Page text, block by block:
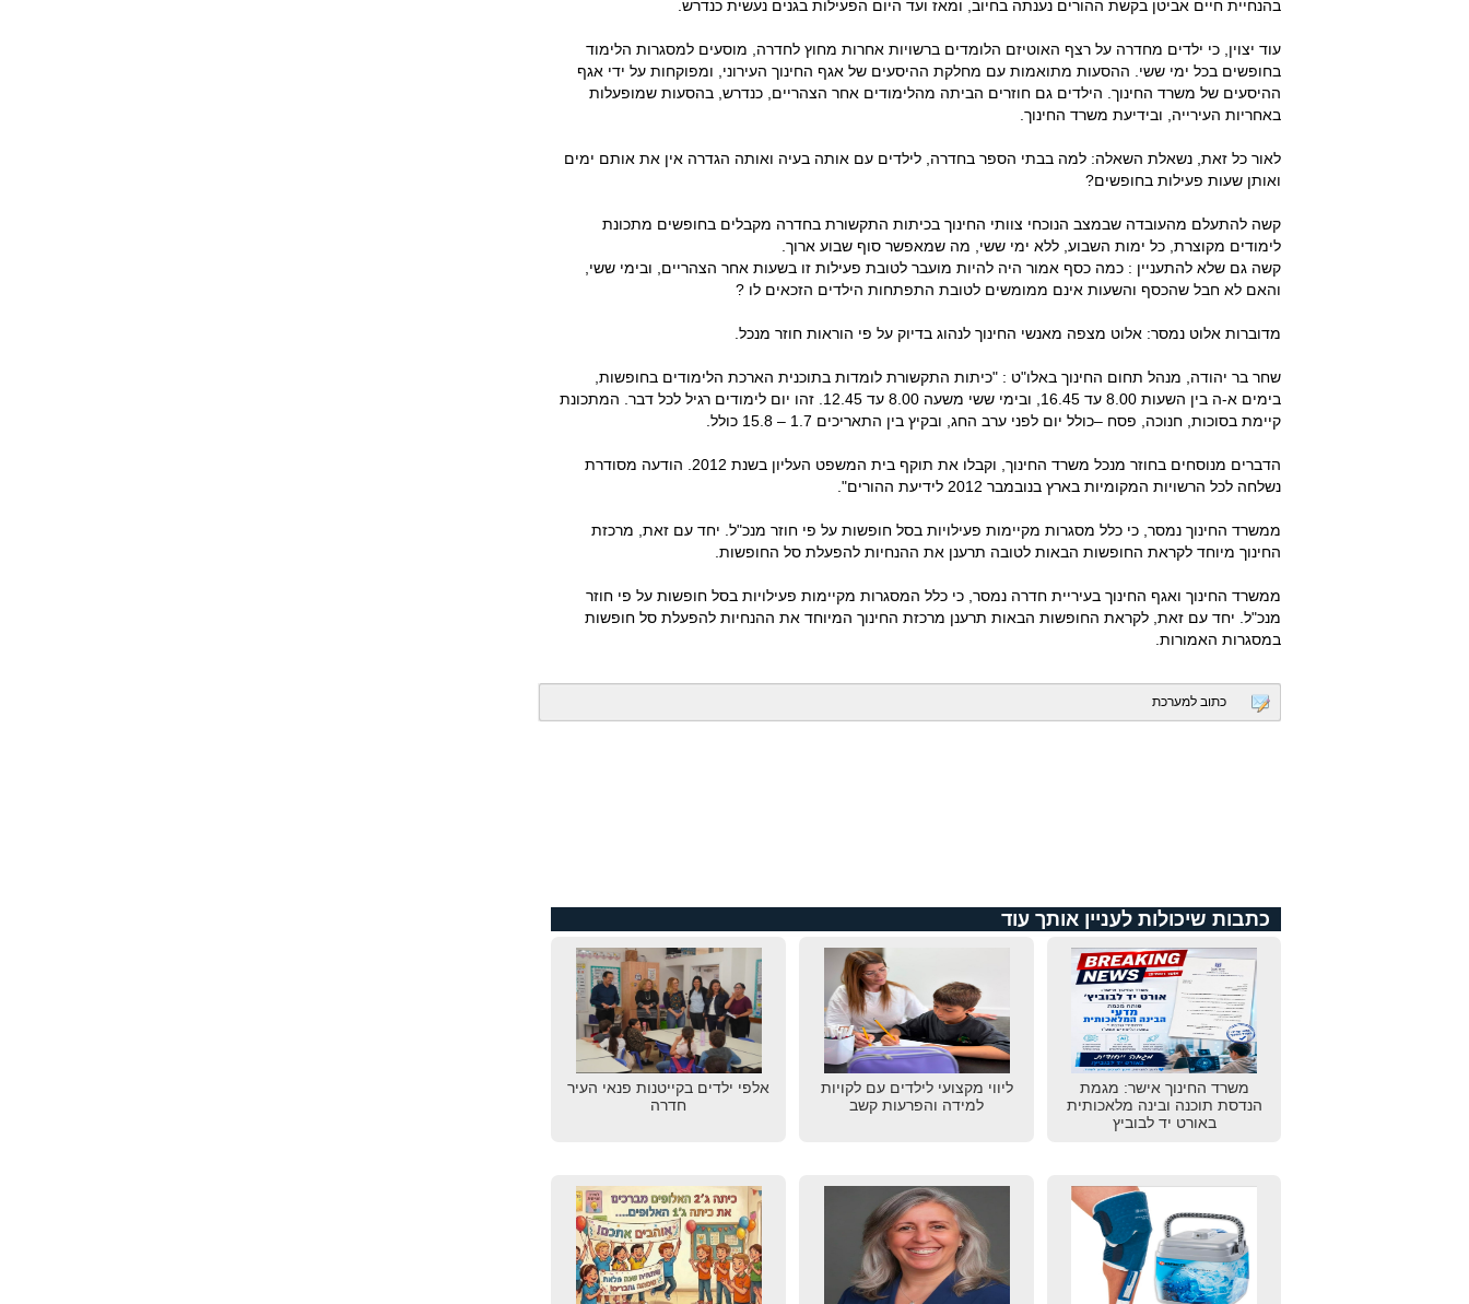
בהנחיית חיים אביטן בקשת ההורים נענתה בחיוב, ומאז ועד היום הפעילות בגנים נעשית כנדרש.
עוד יצוין, כי ילדים מחדרה על רצף האוטיזם הלומדים ברשויות אחרות מחוץ לחדרה, מוסעים למסגרות הלימוד
בחופשים בכל ימי ששי. ההסעות מתואמות עם מחלקת ההיסעים של אגף החינוך העירוני, ומפוקחות על ידי אגף
ההיסעים של משרד החינוך. הילדים גם חוזרים הביתה מהלימודים אחר הצהריים, כנדרש, בהסעות שמופעלות
באחריות העירייה, ובידיעת משרד החינוך.
לאור כל זאת, נשאלת השאלה: למה בבתי הספר בחדרה, לילדים עם אותה בעיה ואותה הגדרה אין את אותם ימים
ואותן שעות פעילות בחופשים?
קשה להתעלם מהעובדה שבמצב הנוכחי צוותי החינוך בכיתות התקשורת בחדרה מקבלים בחופשים מתכונת
לימודים מקוצרת, כל ימות השבוע, ללא ימי ששי, מה שמאפשר סוף שבוע ארוך.
קשה גם שלא להתעניין : כמה כסף אמור היה להיות מועבר לטובת פעילות זו בשעות אחר הצהריים, ובימי ששי,
והאם לא חבל שהכסף והשעות אינם ממומשים לטובת התפתחות הילדים הזכאים לו ?
מדוברות אלוט נמסר: אלוט מצפה מאנשי החינוך לנהוג בדיוק על פי הוראות חוזר מנכל.
שחר בר יהודה, מנהל תחום החינוך באלו"ט : "כיתות התקשורת לומדות בתוכנית הארכת הלימודים בחופשות,
בימים א-ה בין השעות 8.00 עד 16.45, ובימי ששי משעה 8.00 עד 12.45. זהו יום לימודים רגיל לכל דבר. המתכונת
קיימת בסוכות, חנוכה, פסח –כולל יום לפני ערב החג, ובקיץ בין התאריכים 1.7 – 15.8 כולל.
הדברים מנוסחים בחוזר מנכל משרד החינוך, וקבלו את תוקף בית המשפט העליון בשנת 2012. הודעה מסודרת
נשלחה לכל הרשויות המקומיות בארץ בנובמבר 2012 לידיעת ההורים".
ממשרד החינוך נמסר, כי כלל מסגרות מקיימות פעילויות בסל חופשות על פי חוזר מנכ"ל. יחד עם זאת, מרכזת
החינוך מיוחד לקראת החופשות הבאות לטובה תרענן את ההנחיות להפעלת סל החופשות.
ממשרד החינוך ואגף החינוך בעיריית חדרה נמסר, כי כלל המסגרות מקיימות פעילויות בסל חופשות על פי חוזר
מנכ"ל. יחד עם זאת, לקראת החופשות הבאות תרענן מרכזת החינוך המיוחד את ההנחיות להפעלת סל חופשות
במסגרות האמורות.
כתוב למערכת
כתבות שיכולות לעניין אותך עוד
משרד החינוך אישר: מגמת
הנדסת תוכנה ובינה מלאכותית
באורט יד לבוביץ
ליווי מקצועי לילדים עם לקויות
למידה והפרעות קשב
אלפי ילדים בקייטנות פנאי העיר
חדרה